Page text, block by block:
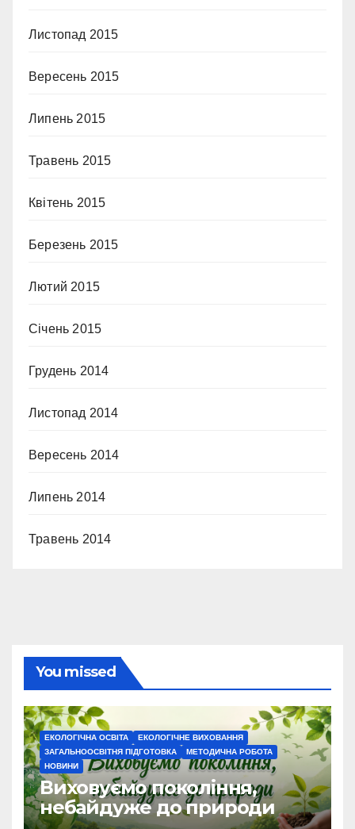
Листопад 2015
Вересень 2015
Липень 2015
Травень 2015
Квітень 2015
Березень 2015
Лютий 2015
Січень 2015
Грудень 2014
Листопад 2014
Вересень 2014
Липень 2014
Травень 2014
You missed
ЕКОЛОГІЧНА ОСВІТА
ЕКОЛОГІЧНЕ ВИХОВАННЯ
ЗАГАЛЬНООСВІТНЯ ПІДГОТОВКА
МЕТОДИЧНА РОБОТА
НОВИНИ
Виховуємо покоління,
небайдуже до природи